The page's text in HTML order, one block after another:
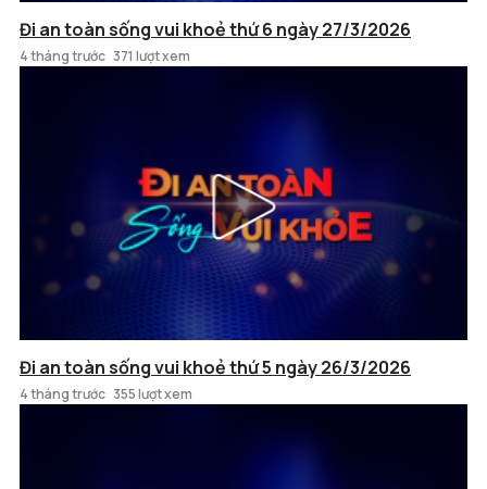
Đi an toàn sống vui khoẻ thứ 6 ngày 27/3/2026
4 tháng trước 371 lượt xem
Đi an toàn sống vui khoẻ thứ 5 ngày 26/3/2026
4 tháng trước 355 lượt xem